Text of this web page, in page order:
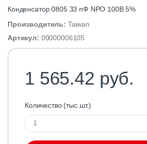
Конденсатор 0805 33 пФ NPO 100B 5%
Производитель: Taiwan
Артикул: 00000006105
1 565.42 руб.
Количество (тыс.шт.)